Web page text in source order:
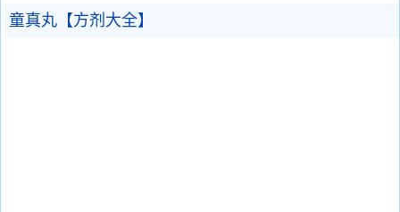
童真丸【方剂大全】